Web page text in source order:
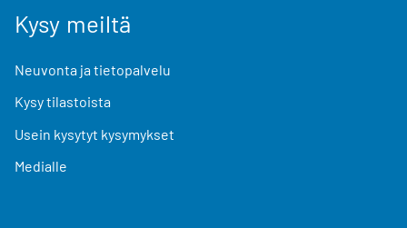
Kysy meiltä
Neuvonta ja tietopalvelu
Kysy tilastoista
Usein kysytyt kysymykset
Medialle